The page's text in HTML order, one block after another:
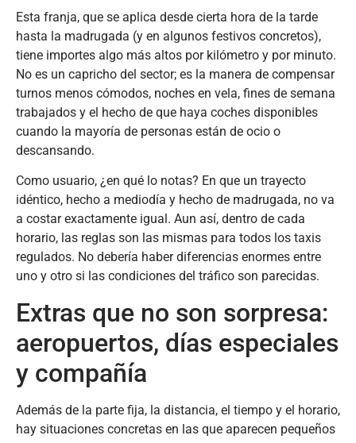
Esta franja, que se aplica desde cierta hora de la tarde
hasta la madrugada (y en algunos festivos concretos),
tiene importes algo más altos por kilómetro y por minuto.
No es un capricho del sector; es la manera de compensar
turnos menos cómodos, noches en vela, fines de semana
trabajados y el hecho de que haya coches disponibles
cuando la mayoría de personas están de ocio o
descansando.
Como usuario, ¿en qué lo notas? En que un trayecto
idéntico, hecho a mediodía y hecho de madrugada, no va
a costar exactamente igual. Aun así, dentro de cada
horario, las reglas son las mismas para todos los taxis
regulados. No debería haber diferencias enormes entre
uno y otro si las condiciones del tráfico son parecidas.
Extras que no son sorpresa:
aeropuertos, días especiales
y compañía
Además de la parte fija, la distancia, el tiempo y el horario,
hay situaciones concretas en las que aparecen pequeños